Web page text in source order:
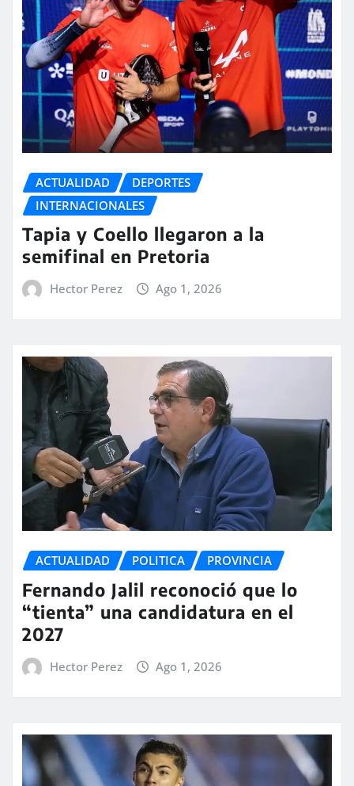
ACTUALIDAD
DEPORTES
INTERNACIONALES
Tapia y Coello llegaron a la
semifinal en Pretoria
Hector Perez Ago 1, 2026
ACTUALIDAD POLITICA PROVINCIA
Fernando Jalil reconoció que lo
“tienta” una candidatura en el
2027
Hector Perez Ago 1, 2026